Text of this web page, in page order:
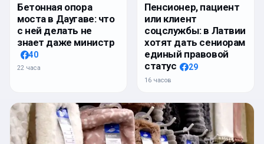
Бетонная опора
моста в Даугаве: что
с ней делать не
знает даже министр
40
22 часа
Пенсионер, пациент
или клиент
соцслужбы: в Латвии
хотят дать сениорам
единый правовой
статус
29
16 часов